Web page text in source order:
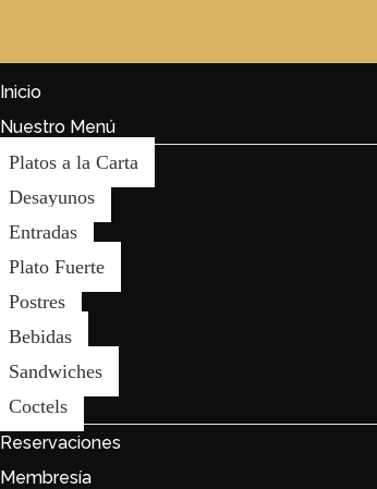
Inicio
Nuestro Menú
Platos a la Carta
Desayunos
Entradas
Plato Fuerte
Postres
Bebidas
Sandwiches
Coctels
Reservaciones
Membresía